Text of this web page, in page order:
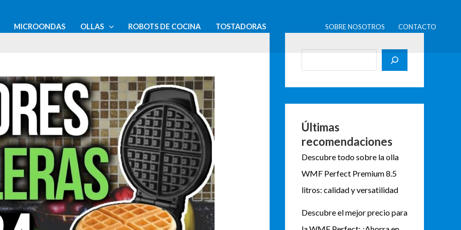
MICROONDAS OLLAS ROBOTS DE COCINA TOSTADORAS SOBRE NOSOTROS CONTACTO
a
r
Últimas
recomendaciones
Descubre todo sobre la olla
WMF Perfect Premium 8.5
litros: calidad y versatilidad
Descubre el mejor precio para